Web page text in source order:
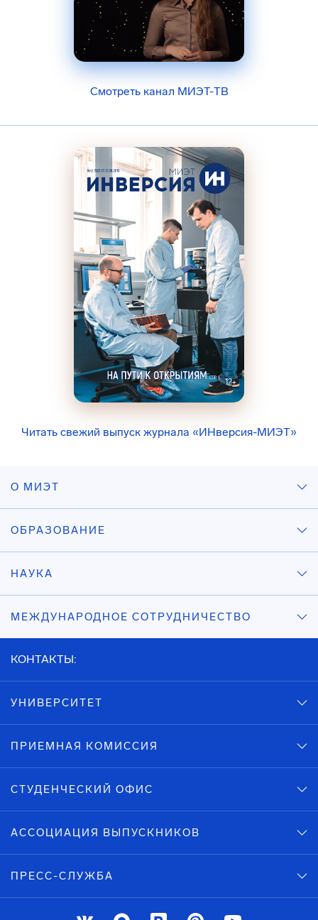
Смотреть канал МИЭТ-ТВ
Читать свежий выпуск журнала «ИНверсия-МИЭТ»
О МИЭТ
ОБРАЗОВАНИЕ
НАУКА
МЕЖДУНАРОДНОЕ СОТРУДНИЧЕСТВО
КОНТАКТЫ:
УНИВЕРСИТЕТ
ПРИЕМНАЯ КОМИССИЯ
СТУДЕНЧЕСКИЙ ОФИС
АССОЦИАЦИЯ ВЫПУСКНИКОВ
ПРЕСС-СЛУЖБА